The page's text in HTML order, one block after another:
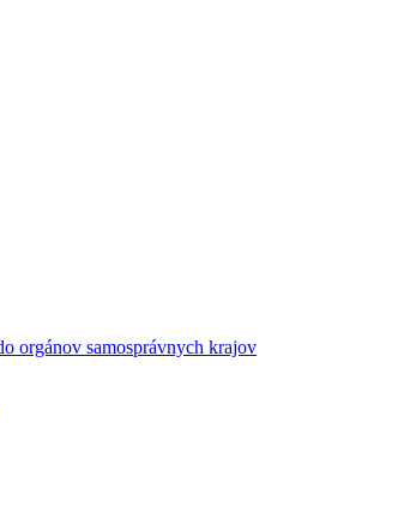
orgánov samosprávnych krajov